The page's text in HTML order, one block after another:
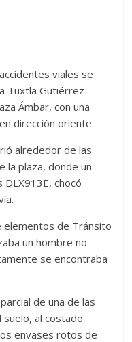
viales se
Tuxtla Gutiérrez-
Ámbar, con una
dirección oriente.
alrededor de las
la plaza, donde un
DLX913E, chocó
elementos de Tránsito
un hombre no
se encontraba
de una de las
suelo, al costado
envases rotos de